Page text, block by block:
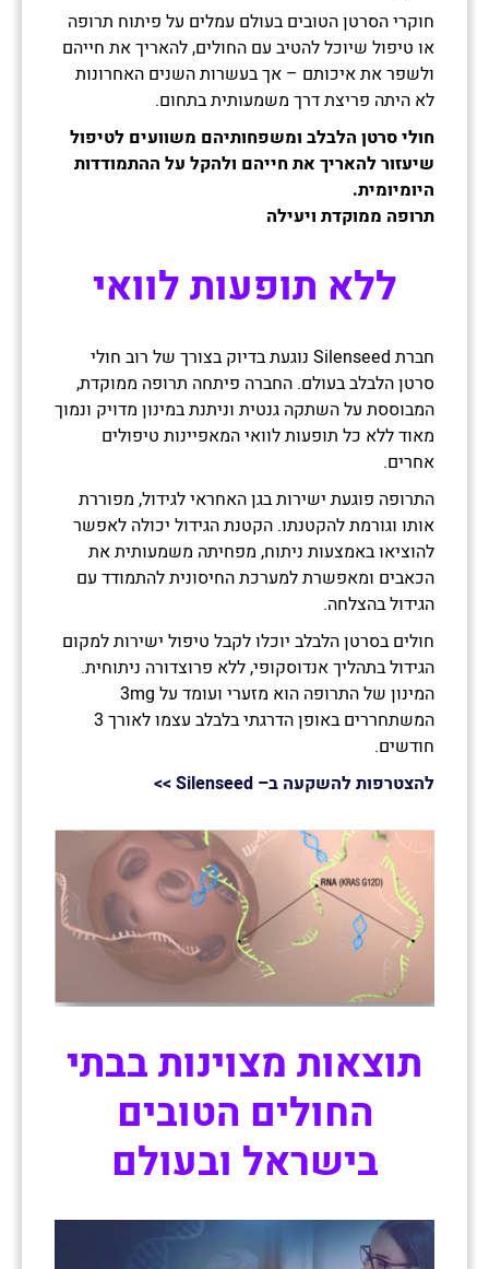
חוקרי הסרטן הטובים בעולם עמלים על פיתוח תרופה
או טיפול שיוכל להטיב עם החולים, להאריך את חייהם
ולשפר את איכותם – אך בעשרות השנים האחרונות
לא היתה פריצת דרך משמעותית בתחום.
חולי סרטן הלבלב ומשפחותיהם משוועים לטיפול
שיעזור להאריך את חייהם ולהקל על ההתמודדות
היומיומית.
תרופה ממוקדת ויעילה
ללא תופעות לוואי
חברת Silenseed נוגעת בדיוק בצורך של רוב חולי
סרטן הלבלב בעולם. החברה פיתחה תרופה ממוקדת,
המבוססת על השתקה גנטית וניתנת במינון מדויק ונמוך
מאוד ללא כל תופעות לוואי המאפיינות טיפולים
אחרים.
התרופה פוגעת ישירות בגן האחראי לגידול, מפוררת
אותו וגורמת להקטנתו. הקטנת הגידול יכולה לאפשר
להוציאו באמצעות ניתוח, מפחיתה משמעותית את
הכאבים ומאפשרת למערכת החיסונית להתמודד עם
הגידול בהצלחה.
חולים בסרטן הלבלב יוכלו לקבל טיפול ישירות למקום
הגידול בתהליך אנדוסקופי, ללא פרוצדורה ניתוחית.
המינון של התרופה הוא מזערי ועומד על 3mg
המשתחררים באופן הדרגתי בלבלב עצמו לאורך 3
חודשים.
להצטרפות להשקעה ב–
>>
תוצאות מצוינות בבתי
החולים הטובים
בישראל ובעולם